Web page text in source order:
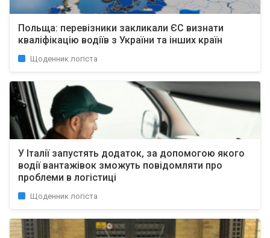
Польща: перевізники закликали ЄС визнати
кваліфікацію водіїв з України та інших країн
Щоденник логіста
У Італії запустять додаток, за допомогою якого
водії вантажівок зможуть повідомляти про
проблеми в логістиці
Щоденник логіста